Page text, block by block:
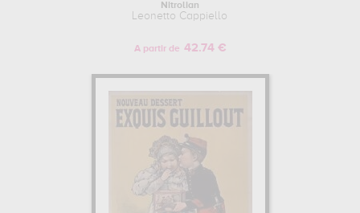
Nitrolian
Leonetto Cappiello
A partir de 42.74 €